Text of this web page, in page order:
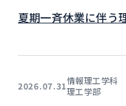
夏期一斉休業に伴う
2026.07.31情報理工学科
理工学部